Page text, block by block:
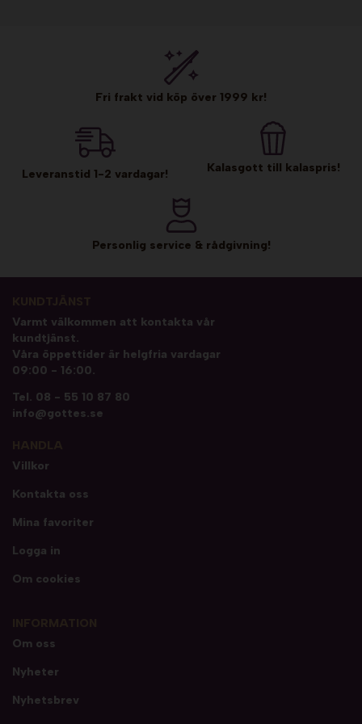
Fri frakt vid köp över 1999 kr!
Leveranstid 1-2 vardagar! Kalasgott till kalaspris!
Personlig service & rådgivning!
Varmt välkommen att kontakta vår
kundtjänst.
Våra öppettider är helgfria vardagar
09:00 - 16:00.
Tel. 08 - 55 10 87 80
info@gottes.se
Villkor
Kontakta oss
Mina favoriter
Logga in
Om cookies
Om oss
Nyheter
Nyhetsbrev